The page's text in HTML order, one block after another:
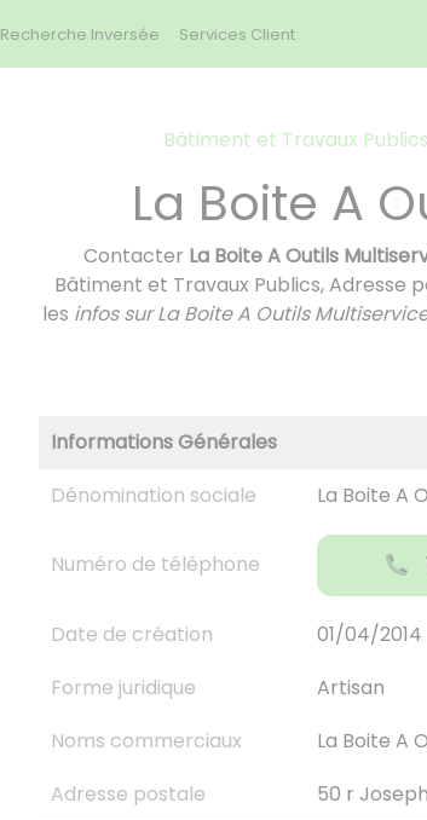
Recherche Inversée Services Client
Bâtiment et Travaux Publics
La Boite A
Contacter La Boite A Outils
Bâtiment et Travaux Publics,
les infos sur La Boite A Outils
Informations Générales
Dénomination sociale
La Boite A
Numéro de téléphone
Date de création
01/04/2014
Forme juridique
Artisan
Noms commerciaux
La Boite A
Adresse postale
50 r